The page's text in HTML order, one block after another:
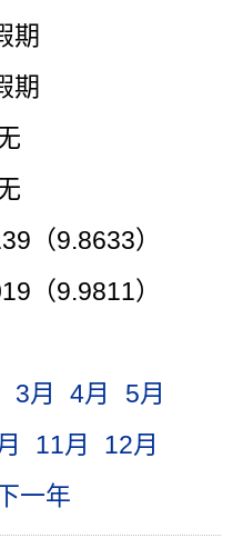
期
期
（9.8633）
（9.9811）
3月 4月
5月
11月
12月
一年